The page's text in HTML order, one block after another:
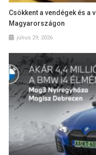
Csökkent a vendégek és a
Magyarországon
július 29, 2026